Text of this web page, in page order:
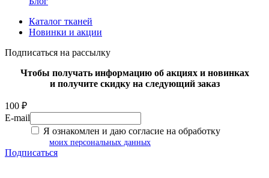
Каталог тканей
Новинки и акции
Подписаться на рассылку
Чтобы получать информацию об акциях и новинках
и получите скидку на следующий заказ
100 ₽
E-mail
Я ознакомлен и даю согласие на обработку
моих персональных данных
Подписаться